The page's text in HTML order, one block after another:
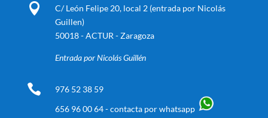

C/ León Felipe 20, local 2 (entrada por Nicolás
Guillen)
50018 - ACTUR - Zaragoza
Entrada por Nicolás Guillén

976 52 38 59
656 96 00 64 - contacta por whatsapp